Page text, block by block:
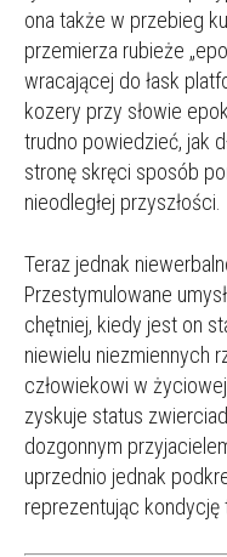
ona także w przebieg
przemierza rubieże
wracającej do łask
kozery przy słowie
trudno powiedzieć, jak
stronę skręci sposób
nieodległej przyszłości.
Teraz jednak
Przestymulowane
chętniej, kiedy jest on
niewielu niezmiennych
człowiekowi w
zyskuje status
dozgonnym
uprzednio jednak
reprezentując kondycję